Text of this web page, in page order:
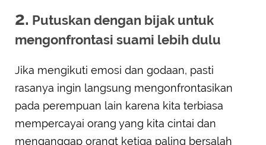
2. Putuskan dengan bijak untuk
mengonfrontasi suami lebih dulu
Jika mengikuti emosi dan godaan, pasti
rasanya ingin langsung mengonfrontasikan
pada perempuan lain karena kita terbiasa
mempercayai orang yang kita cintai dan
menganggap orangt ketiga paling bersalah